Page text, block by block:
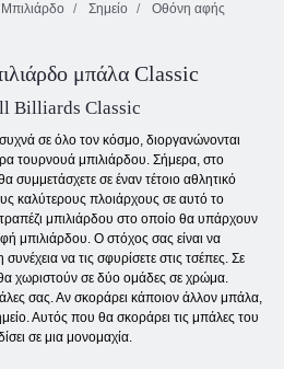
Μπιλιάρδο Σημείο
Οθόνη αφής
μπάλα Classic
Billiards Classic
σε όλο τον κόσμο, διοργανώνονται
τουρνουά μπιλιάρδου. Σήμερα, στο
συμμετάσχετε σε έναν τέτοιο αθλητικό
καλύτερους πλοιάρχους σε αυτό το
τραπέζι μπιλιάρδου στο οποίο θα υπάρχουν
μπιλιάρδου. Ο στόχος σας είναι να
να τις σφυρίσετε στις τσέπες. Σε
χωριστούν σε δύο ομάδες σε χρώμα.
σας. Αν σκοράρει κάποιον άλλον μπάλα,
Αυτός που θα σκοράρει τις μπάλες του
σε μια μονομαχία.